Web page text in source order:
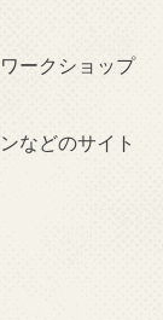
ークショップ
などのサイト